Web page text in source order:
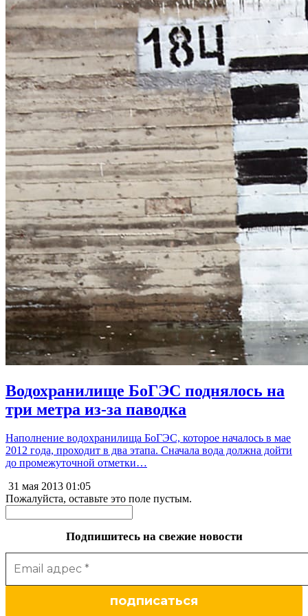
Водохранилище БоГЭС поднялось на
три метра из-за паводка
Наполнение водохранилища БоГЭС, которое началось в мае
2012 года, проходит в два этапа. Сначала вода должна дойти
до промежуточной отметки…
31 мая 2013 01:05
Пожалуйста, оставьте это поле пустым.
Подпишитесь на свежие новости